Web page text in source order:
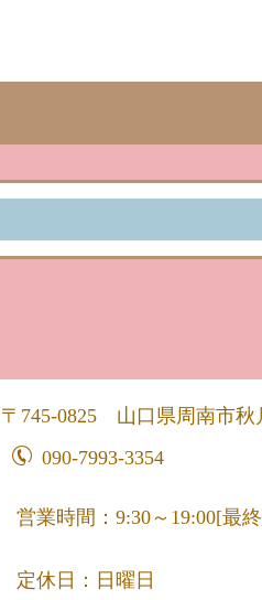
745-0825 山口県周南市秋
090-7993-3354
9:30～19:00[最
日曜日